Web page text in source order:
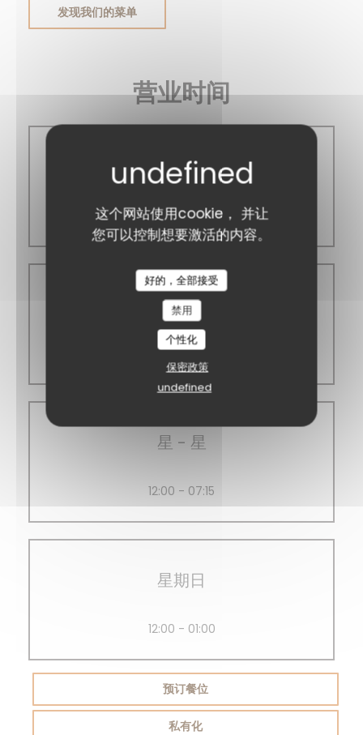
这个网站使用cookie， 并让
您可以控制想要激活的内容。
好的，全部接受
禁用
个性化
保密政策
undefined
发现我们的菜单
营业时间
星-星
12:00 - 01:00
星期三
12:00 - 06:00
星 - 星
12:00 - 07:15
星期日
12:00 - 01:00
预订餐位
私有化